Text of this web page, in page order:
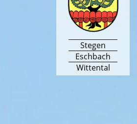
Stegen
Eschbach
Wittental